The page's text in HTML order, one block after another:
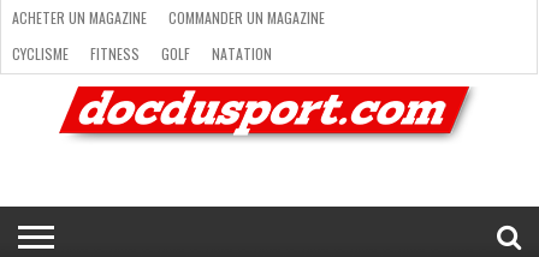
ACHETER
MAGAZINE
COMMANDER
UN
MAGAZINE
CYCLISME
FITNESS
GOLF
NATATION
RANDONNÉE
RUNNING
SKI
TRAIL
RUNNING
TRIATHLON
VOILE
NEWSLETTER
MAG’
EN
LIGNE
NOUS
CONTACTER
ACHETER UN MAGAZINE
COMMANDER UN MAGAZINE
CYCLISME
FITNESS GOLF
NATATION
RANDONNÉE
RUNNING SKI
TRAIL RUNNING
TRIATHLON
VOILE NEWSLETTER
MAG’ EN LIGNE